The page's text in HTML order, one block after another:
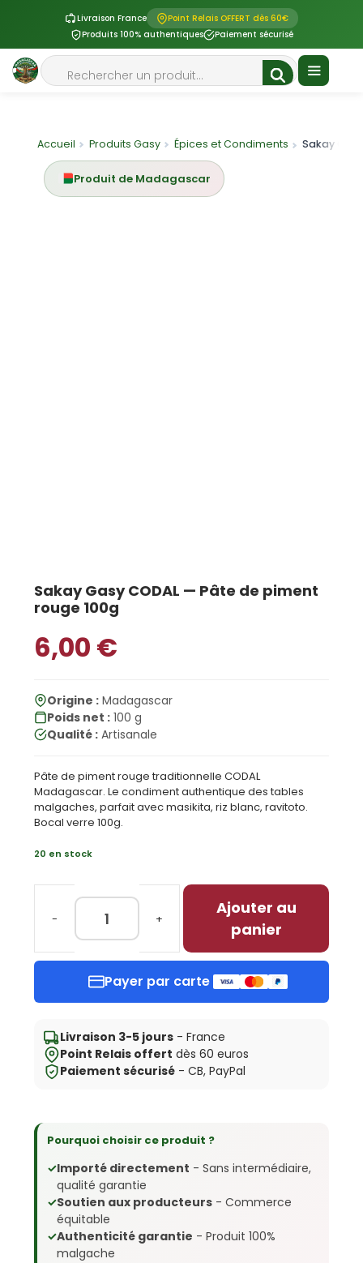
Livraison France
Point Relais OFFERT dès 60€
Produits 100% authentiques
Paiement sécurisé
Aller
au
contenu
Menu
Accueil Produits Gasy Épices et Condiments Sakay
Produit de Madagascar
Sakay Gasy CODAL — Pâte de piment
rouge 100g
6,00 €
Origine : Madagascar
Poids net : 100 g
Qualité : Artisanale
Pâte de piment rouge traditionnelle CODAL
Madagascar. Le condiment authentique des tables
malgaches, parfait avec masikita, riz blanc, ravitoto.
Bocal verre 100g.
20 en stock
Sakay
CODAL
—
de
piment
rouge
100g
Ajouter au
panier
Payer par carte
Livraison 3-5 jours - France
Point Relais offert dès 60 euros
Paiement sécurisé - CB, PayPal
Pourquoi choisir ce produit ?
✓Importé directement - Sans intermédiaire,
qualité garantie
✓Soutien aux producteurs - Commerce
équitable
✓Authenticité garantie - Produit 100%
malgache